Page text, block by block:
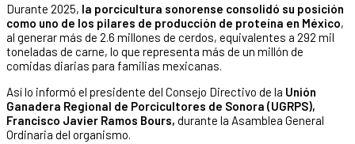
Durante 2025, la porcicultura sonorense consolidó su posición
como uno de los pilares de producción de proteína en México,
al generar más de 2.6 millones de cerdos, equivalentes a 292 mil
toneladas de carne, lo que representa más de un millón de
comidas diarias para familias mexicanas.
Así lo informó el presidente del Consejo Directivo de la Unión
Ganadera Regional de Porcicultores de Sonora (UGRPS),
Francisco Javier Ramos Bours, durante la Asamblea General
Ordinaria del organismo.